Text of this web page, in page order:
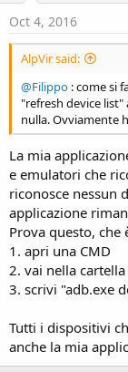
Oct 4, 2016
AlpVir said:
@Filippo : come si
"refresh device list"
nulla. Ovviamente
La mia
e emulatori che
riconosce nessun
applicazione
Prova questo, che
1. apri una CMD
2. vai nella
3. scrivi "adb.exe
Tutti i dispositivi
anche la mia